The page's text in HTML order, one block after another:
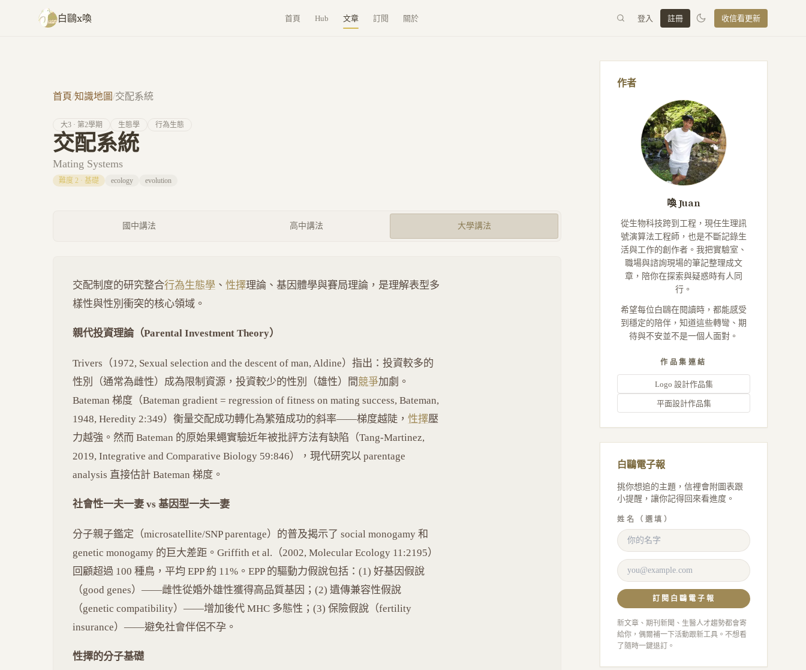
跳至主要內容
白鷗x喚 首頁 Hub 文章 訂閱 關於 登入 註冊 收信看更新
首頁/知識地圖/交配系統
大3 · 第2學期 生態學 行為生態
交配系統
Mating Systems
難度 2 · 基礎 ecology evolution
國中講法 高中講法 大學講法
交配制度的研究整合行為生態學 、 性擇理論、基因體學與賽局理論，是理解表型多
樣性與性別衝突的核心領域。
親代投資理論（Parental Investment Theory）
Trivers（1972, Sexual selection and the descent of man, Aldine）指出：投資較多的
性別（通常為雌性）成為限制資源，投資較少的性別（雄性）間競爭加劇。
Bateman 梯度（Bateman gradient = regression of fitness on mating success, Bateman,
1948, Heredity 2:349）衡量交配成功轉化為繁殖成功的斜率——梯度越陡， 性擇壓
力越強。然而 Bateman 的原始果蠅實驗近年被批評方法有缺陷（Tang-Martinez,
2019, Integrative and Comparative Biology 59:846），現代研究以 parentage
analysis 直接估計 Bateman 梯度。
社會性一夫一妻 vs 基因型一夫一妻
分子親子鑑定（microsatellite/SNP parentage）的普及揭示了 social monogamy 和
genetic monogamy 的巨大差距。Griffith et al.（2002, Molecular Ecology 11:2195）
回顧超過 100 種鳥，平均 EPP 約 11%。EPP 的驅動力假說包括：(1) 好基因假說
（good genes）——雌性從婚外雄性獲得高品質基因；(2) 遺傳兼容性假說
（genetic compatibility）——增加後代 MHC 多態性；(3) 保險假說（fertility
insurance）——避免社會伴侶不孕。
性擇的分子基礎
作者
喚 Juan
從生物科技跨到工程，現任生理訊
號演算法工程師，也是不斷記錄生
活與工作的創作者。我把實驗室、
職場與諮詢現場的筆記整理成文
章，陪你在探索與疑惑時有人同
行。
希望每位白鷗在閱讀時，都能感受
到穩定的陪伴，知道這些轉彎、期
待與不安並不是一個人面對。
作品集連結
Logo 設計作品集
平面設計作品集
白鷗電子報
挑你想追的主題，信裡會附圖表跟
小提醒，讓你記得回來看進度。
姓名（選填）
訂閱白鷗電子報
新文章、期刊新聞、生醫人才趨勢都會寄
給你，偶爾補一下活動跟新工具。不想看
了隨時一鍵退訂。